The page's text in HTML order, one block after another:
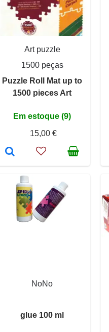
Art puzzle
1500 peças
Puzzle Roll Mat up to
1500 pieces Art
Em estoque (9)
15,00 €
NoNo
glue 100 ml